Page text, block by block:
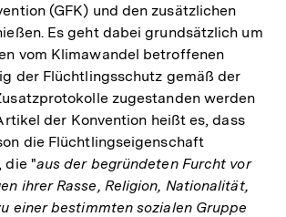
(GFK) und den zusätzlichen
Es geht dabei grundsätzlich um
vom Klimawandel betroffenen
der Flüchtlingsschutz gemäß der
zugestanden werden
der Konvention heißt es, dass
die Flüchtlingseigenschaft
die "aus der begründeten Furcht vor
ihrer Rasse, Religion, Nationalität,
einer bestimmten sozialen Gruppe